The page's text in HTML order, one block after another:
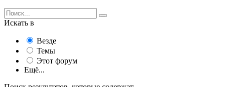
Искать в
Везде
Темы
Этот форум
Ещё...